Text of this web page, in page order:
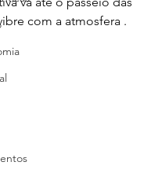
com a atmosfera .